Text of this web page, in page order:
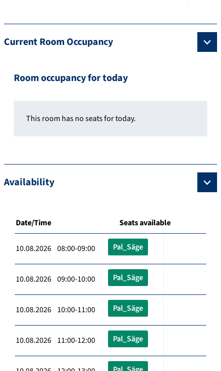
Current Room Occupancy
Room occupancy for today
This room has no seats for today.
Availability
Date/Time Seats available
10.08.2026 08:00-09:00 Pal_Säge
10.08.2026 09:00-10:00 Pal_Säge
10.08.2026 10:00-11:00 Pal_Säge
10.08.2026 11:00-12:00 Pal_Säge